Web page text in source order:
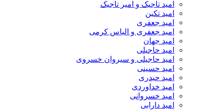
امید تاجیک و امیر تاجیک
امید تکین
امید جعفری
امید جعفری و الیاس کرمی
امید جهان
امید حاجیلی
امید حاجیلی و سیروان خسروی
امید حسینی
امید حیدری
امید خداوردی
امید خسروانی
امید دارابی